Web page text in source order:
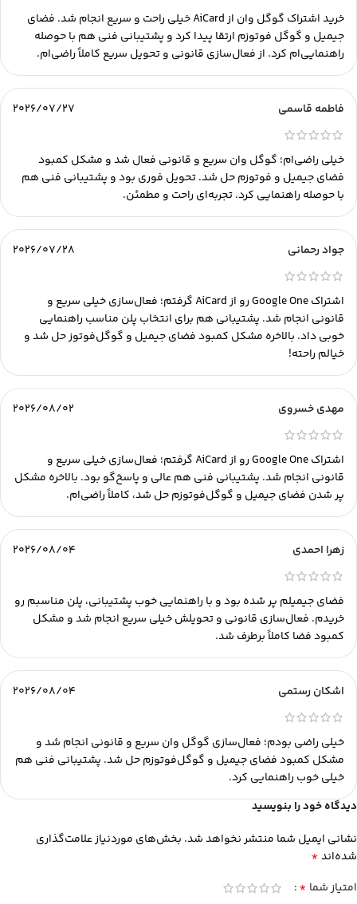
خرید اشتراک گوگل وان از AiCard خیلی راحت و سریع انجام شد. فضای
جیمیل و گوگل فوتوزم ارتقا پیدا کرد و پشتیبانی فنی هم با حوصله
راهنمایی‌ام کرد. از فعال‌سازی قانونی و تحویل سریع کاملاً راضی‌ام.
فاطمه قاسمی 2026/07/27
خیلی راضی‌ام؛ گوگل وان سریع و قانونی فعال شد و مشکل کمبود
فضای جیمیل و فوتوزم حل شد. تحویل فوری بود و پشتیبانی فنی هم
با حوصله راهنمایی کرد. تجربه‌ای راحت و مطمئن.
جواد رحمانی 2026/07/28
اشتراک Google One رو از AiCard گرفتم؛ فعال‌سازی خیلی سریع و
قانونی انجام شد. پشتیبانی هم برای انتخاب پلن مناسب راهنمایی
خوبی داد. بالاخره مشکل کمبود فضای جیمیل و گوگل‌فوتوز حل شد و
خیالم راحته!
مهدی خسروی 2026/08/02
اشتراک Google One رو از AiCard گرفتم؛ فعال‌سازی خیلی سریع و
قانونی انجام شد. پشتیبانی فنی هم عالی و پاسخ‌گو بود. بالاخره مشکل
پر شدن فضای جیمیل و گوگل‌فوتوزم حل شد، کاملاً راضی‌ام.
زهرا احمدی 2026/08/04
فضای جیمیلم پر شده بود و با راهنمایی خوب پشتیبانی، پلن مناسبم رو
خریدم. فعال‌سازی قانونی و تحویلش خیلی سریع انجام شد و مشکل
کمبود فضا کاملاً برطرف شد.
اشکان رستمی 2026/08/04
خیلی راضی بودم؛ فعال‌سازی گوگل وان سریع و قانونی انجام شد و
مشکل کمبود فضای جیمیل و گوگل‌فوتوزم حل شد. پشتیبانی فنی هم
خیلی خوب راهنمایی کرد.
دیدگاه خود را بنویسید
نشانی ایمیل شما منتشر نخواهد شد. بخش‌های موردنیاز علامت‌گذاری
شده‌اند*
امتیاز شما *